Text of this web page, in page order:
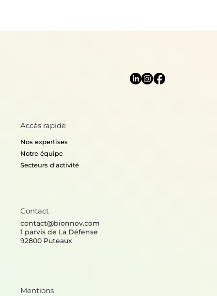
Accès rapide
Nos expertises
Notre équipe
Secteurs d'activité
Contact
contact@bionnov.com
1 parvis de La Défense
92800 Puteaux
Mentions